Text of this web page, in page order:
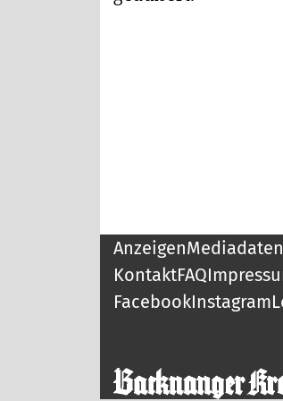
AnzeigenMediadaten
KontaktFAQ
FacebookInstagram